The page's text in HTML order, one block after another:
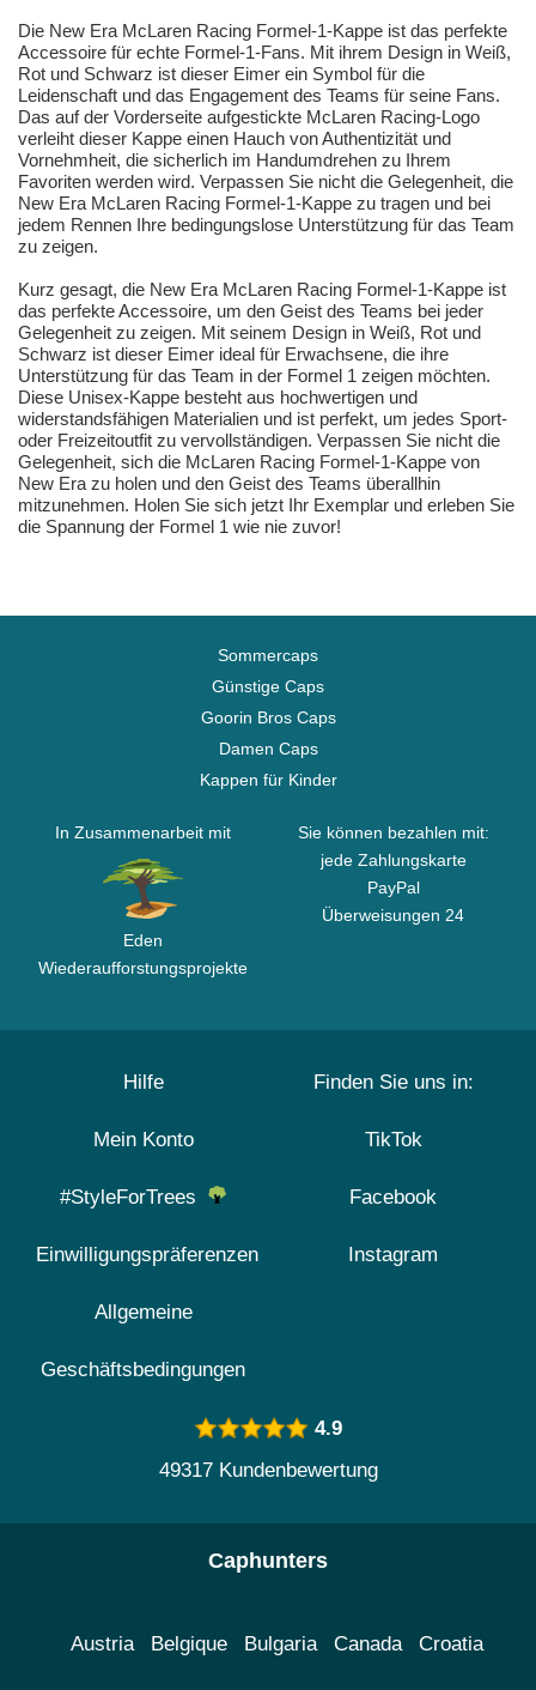
Die New Era McLaren Racing Formel-1-Kappe ist das perfekte
Accessoire für echte Formel-1-Fans. Mit ihrem Design in Weiß,
Rot und Schwarz ist dieser Eimer ein Symbol für die
Leidenschaft und das Engagement des Teams für seine Fans.
Das auf der Vorderseite aufgestickte McLaren Racing-Logo
verleiht dieser Kappe einen Hauch von Authentizität und
Vornehmheit, die sicherlich im Handumdrehen zu Ihrem
Favoriten werden wird. Verpassen Sie nicht die Gelegenheit, die
New Era McLaren Racing Formel-1-Kappe zu tragen und bei
jedem Rennen Ihre bedingungslose Unterstützung für das Team
zu zeigen.
Kurz gesagt, die New Era McLaren Racing Formel-1-Kappe ist
das perfekte Accessoire, um den Geist des Teams bei jeder
Gelegenheit zu zeigen. Mit seinem Design in Weiß, Rot und
Schwarz ist dieser Eimer ideal für Erwachsene, die ihre
Unterstützung für das Team in der Formel 1 zeigen möchten.
Diese Unisex-Kappe besteht aus hochwertigen und
widerstandsfähigen Materialien und ist perfekt, um jedes Sport-
oder Freizeitoutfit zu vervollständigen. Verpassen Sie nicht die
Gelegenheit, sich die McLaren Racing Formel-1-Kappe von
New Era zu holen und den Geist des Teams überallhin
mitzunehmen. Holen Sie sich jetzt Ihr Exemplar und erleben Sie
die Spannung der Formel 1 wie nie zuvor!
Sommercaps
Günstige Caps
Goorin Bros Caps
Damen Caps
Kappen für Kinder
In Zusammenarbeit mit
Eden
Wiederaufforstungsprojekte
Sie können bezahlen mit:
jede Zahlungskarte
PayPal
Überweisungen 24
Hilfe
Mein Konto
#StyleForTrees
Einwilligungspräferenzen
Allgemeine
Geschäftsbedingungen
Finden Sie uns in:
TikTok
Facebook
Instagram
4.9
49317 Kundenbewertung
Caphunters
Austria Belgique Bulgaria Canada Croatia